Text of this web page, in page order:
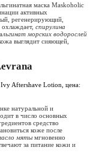
маска Maskoholic
активных
регенерирующий,
спирулина
льгинат морских водорослей
выглядит сияющей,
Aftershave Lotion, цена:
натуральной и
в число основных
средство
коже после
мяты мгновенно
за питание кожи и